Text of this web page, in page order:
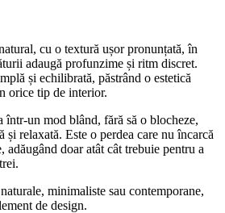
cu o textură ușor pronunțată, în
adaugă profunzime și ritm discret.
și echilibrată, păstrând o estetică
orice tip de interior.
un mod blând, fără să o blocheze,
și relaxată. Este o perdea care nu încarcă
adăugând doar atât cât trebuie pentru a
minimaliste sau contemporane,
de design.